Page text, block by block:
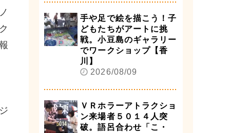
手や足で絵を描こう！子
どもたちがアートに挑
戦。小豆島のギャラリー
でワークショップ【香
川】
2026/08/09
ＶＲホラーアトラクショ
ン来場者５０１４人突
破。語呂合わせ「こ・